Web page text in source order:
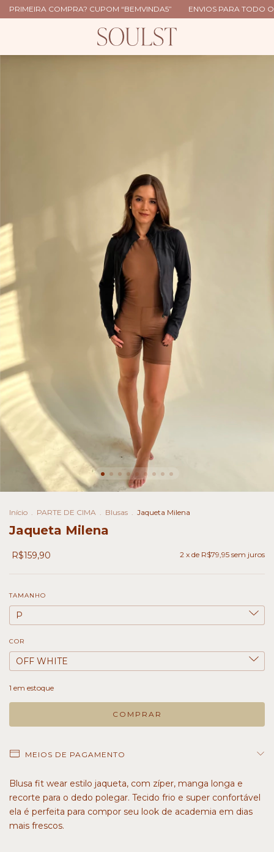
COMPRA? CUPOM “BEMVINDA5” ENVIOS PARA TODO O
Início PARTE DE CIMA Blusas Jaqueta Milena
Jaqueta Milena
R$159,90 2 x de R$79,95 sem juros
TAMANHO
COR
1 em estoque
MEIOS DE PAGAMENTO
Blusa fit wear estilo jaqueta, com zíper, manga longa e
recorte para o dedo polegar. Tecido frio e super confortável
ela é perfeita para compor seu look de academia em dias
mais frescos.